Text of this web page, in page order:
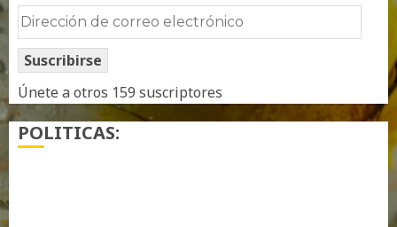
Dirección
de
correo
electrónico
Suscribirse
Únete a otros 159 suscriptores
POLITICAS: